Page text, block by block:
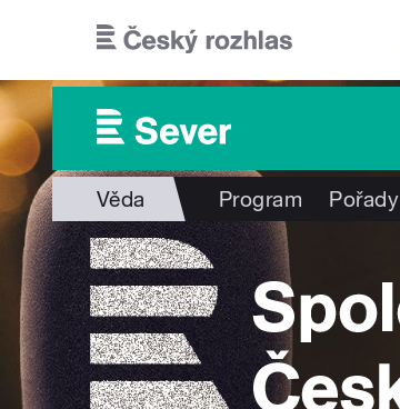
Věda Program Pořady